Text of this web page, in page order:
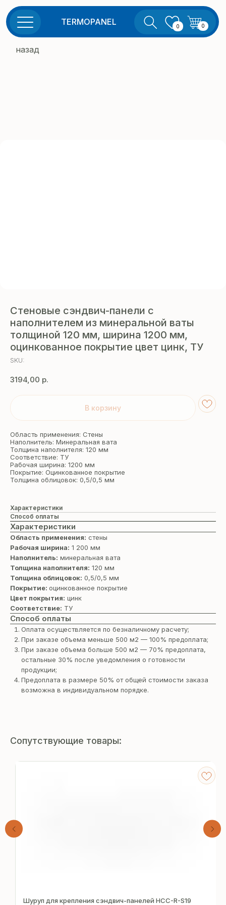
0
TERMOPANEL
назад
Стеновые сэндвич-панели с
наполнителем из минеральной ваты
толщиной 120 мм, ширина 1200 мм,
оцинкованное покрытие цвет цинк, ТУ
SKU:
3194,00 р.
В корзину
Область применения: Стены
Наполнитель: Минеральная вата
Толщина наполнителя: 120 мм
Соответствие: ТУ
Рабочая ширина: 1200 мм
Покрытие: Оцинкованное покрытие
Толщина облицовок: 0,5/0,5 мм
Характеристики
Способ оплаты
Характеристики
Область применения: стены
Рабочая ширина: 1 200 мм
Наполнитель: минеральная вата
Толщина наполнителя: 120 мм
Толщина облицовок: 0,5/0,5 мм
Покрытие: оцинкованное покрытие
Цвет покрытия: цинк
Соответствие: ТУ
Способ оплаты
Оплата осуществляется по безналичному расчету;
При заказе объема меньше 500 м2 — 100% предоплата;
При заказе объема больше 500 м2 — 70% предоплата,
остальные 30% после уведомления о готовности
продукции;
Предоплата в размере 50% от общей стоимости заказа
возможна в индивидуальном порядке.
Сопутствующие товары:
Шуруп для крепления сэндвич-панелей HCC-R-S19